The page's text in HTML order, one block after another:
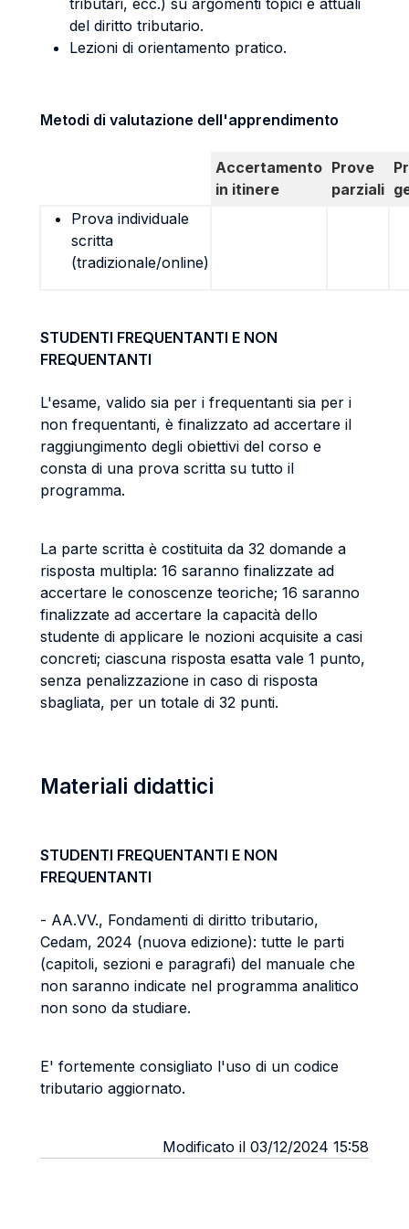
tributari, ecc.) su argomenti topici e attuali
del diritto tributario.
Lezioni di orientamento pratico.
Metodi di valutazione dell'apprendimento
Accertamento
in itinere
Prove
parziali
Prova individuale
scritta
(tradizionale/online)
STUDENTI FREQUENTANTI E NON
FREQUENTANTI
L'esame, valido sia per i frequentanti sia per i
non frequentanti, è finalizzato ad accertare il
raggiungimento degli obiettivi del corso e
consta di una prova scritta su tutto il
programma.
La parte scritta è costituita da 32 domande a
risposta multipla: 16 saranno finalizzate ad
accertare le conoscenze teoriche; 16 saranno
finalizzate ad accertare la capacità dello
studente di applicare le nozioni acquisite a casi
concreti; ciascuna risposta esatta vale 1 punto,
senza penalizzazione in caso di risposta
sbagliata, per un totale di 32 punti.
Materiali didattici
STUDENTI FREQUENTANTI E NON
FREQUENTANTI
- AA.VV., Fondamenti di diritto tributario,
Cedam, 2024 (nuova edizione): tutte le parti
(capitoli, sezioni e paragrafi) del manuale che
non saranno indicate nel programma analitico
non sono da studiare.
E' fortemente consigliato l'uso di un codice
tributario aggiornato.
Modificato il 03/12/2024 15:58